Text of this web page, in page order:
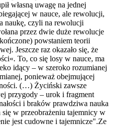
własną uwagę na jednej
w nauce, ale rewolucji,
naukę, czyli na rewolucji
przez dwie duże rewolucje
powstaniem teorii
Jeszcze raz okazało się, że
To, co się losy w nauce, ma
idący – w szeroko rozumianej
ponieważ obejmującej
(…) Życiński zawsze
przygody – urok i fragment
i braków prawdziwa nauka
w przeobrażeniu tajemnicy w
jest cudowne i tajemnicze".Ze